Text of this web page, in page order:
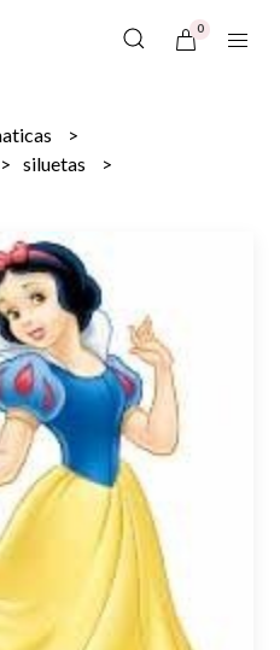
0
siluetas